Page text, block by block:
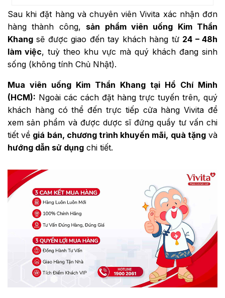
Sau khi đặt hàng và chuyên viên Vivita xác nhận đơn
hàng thành công, sản phẩm viên uống Kim Thần
Khang sẽ được giao đến tay khách hàng từ 24 – 48h
làm việc, tuỳ theo khu vực mà quý khách đang sinh
sống (không tính Chủ Nhật).
Mua viên uống Kim Thần Khang tại Hồ Chí Minh
(HCM): Ngoài các cách đặt hàng trực tuyến trên, quý
khách hàng có thể đến trực tiếp cửa hàng Vivita để
xem sản phẩm và được dược sĩ đứng quầy tư vấn chi
tiết về giá bán, chương trình khuyến mãi, quà tặngvà
hướng dẫn sử dụng chi tiết.